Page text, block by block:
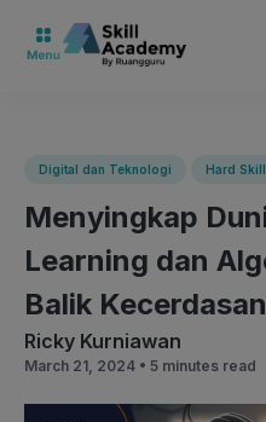
Digital dan Teknologi Hard Skill
Menyingkap
Learning dan
Balik
Ricky Kurniawan
March 21, 2024 • 5 minutes read